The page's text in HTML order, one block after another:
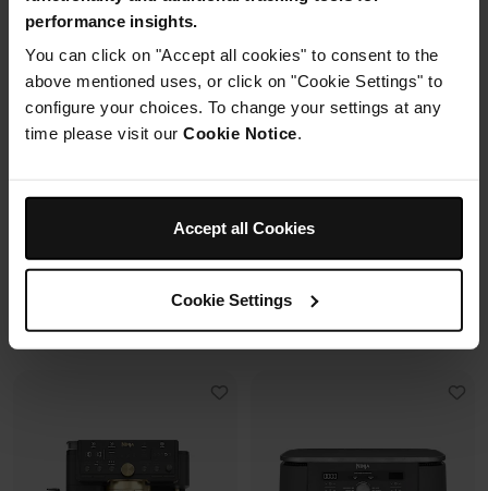
performance insights.
You can click on "Accept all cookies" to consent to the
above mentioned uses, or click on "Cookie Settings" to
configure your choices. To change your settings at any
time please visit our Cookie Notice.
Accept all Cookies
Cookie Settings
12+ verres de 25 cl
6 programmes + SlushAssist
349,99 €
2 cuves en verre (1.4L + 3.8L)
4 modes de cuisson
Préparez, cuisinez, conservez
avec un même récipient.
119,99 €